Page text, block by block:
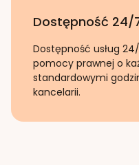
Dostępność 24/
Dostępność usług
pomocy prawnej o
standardowymi
kancelarii.